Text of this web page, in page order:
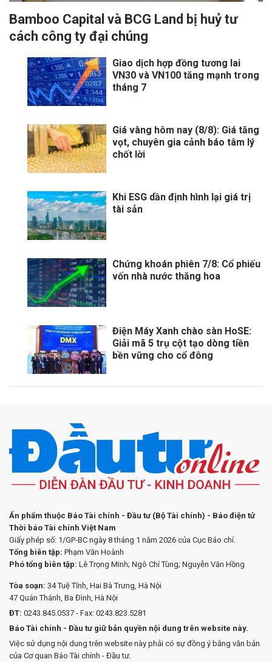
Bamboo Capital và BCG Land bị huỷ tư
cách công ty đại chúng
Giao dịch hợp đồng tương lai
VN30 và VN100 tăng mạnh trong
tháng 7
Giá vàng hôm nay (8/8): Giá tăng
vọt, chuyên gia cảnh báo tâm lý
chốt lời
Khi ESG dần định hình lại giá trị
tài sản
Chứng khoán phiên 7/8: Cổ phiếu
vốn nhà nước thăng hoa
Điện Máy Xanh chào sàn HoSE:
Giải mã 5 trụ cột tạo dòng tiền
bền vững cho cổ đông
Ấn phẩm thuộc Báo Tài chính - Đầu tư (Bộ Tài chính) - Báo điện tử
Thời báo Tài chính Việt Nam
Giấy phép số: 1/GP-BC ngày 8 tháng 1 năm 2026 của Cục Báo chí.
Tổng biên tập: Phạm Văn Hoành
Phó tổng biên tập: Lê Trọng Minh; Ngô Chí Tùng; Nguyễn Văn Hồng
Tòa soạn: 34 Tuệ Tĩnh, Hai Bà Trưng, Hà Nội
47 Quán Thánh, Ba Đình, Hà Nội
ĐT: 0243.845.0537 - Fax: 0243.823.5281
Báo Tài chính - Đầu tư giữ bản quyền nội dung trên website này.
Việc sử dụng nội dung trên website này phải có sự đồng ý bằng văn bản
của Cơ quan Báo Tài chính - Đầu tư.